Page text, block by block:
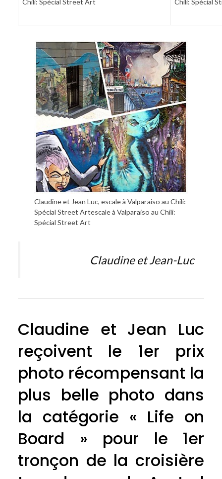
Claudine et Jean Luc, escale à Valparaiso au Chili:
Spécial Street Artescale à Valparaiso au Chili:
Spécial Street Art
Claudine et Jean-Luc
Claudine et Jean Luc
reçoivent le 1er prix
photo récompensant la
plus belle photo dans
la catégorie « Life on
Board » pour le 1er
tronçon de la croisière